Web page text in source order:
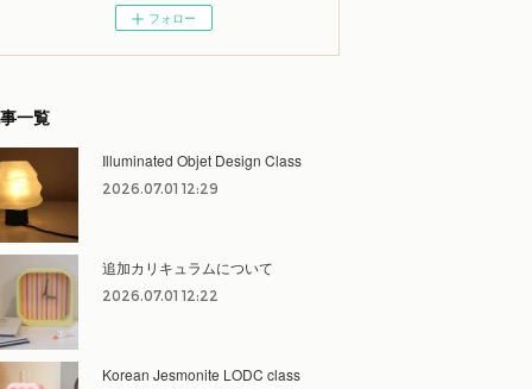
フォロー
一覧
Illuminated Objet Design Class
2026.07.01 12:29
追加カリキュラムについて
2026.07.01 12:22
Korean Jesmonite LODC class